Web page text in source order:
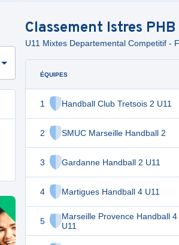
Classement Istres PHB
U11 Mixtes Departemental Competitif -
ÉQUIPES
1 Handball Club Tretsois 2 U11
2 SMUC Marseille Handball 2
3 Gardanne Handball 2 U11
4 Martigues Handball 4 U11
5
Marseille Provence Handball 4
U11